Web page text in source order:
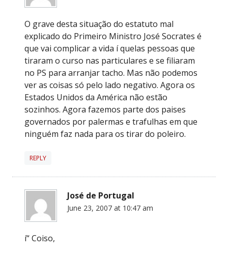
O grave desta situação do estatuto mal
explicado do Primeiro Ministro José Socrates é
que vai complicar a vida í quelas pessoas que
tiraram o curso nas particulares e se filiaram
no PS para arranjar tacho. Mas não podemos
ver as coisas só pelo lado negativo. Agora os
Estados Unidos da América não estão
sozinhos. Agora fazemos parte dos paises
governados por palermas e trafulhas em que
ninguém faz nada para os tirar do poleiro.
REPLY
José de Portugal
June 23, 2007 at 10:47 am
í“ Coiso,